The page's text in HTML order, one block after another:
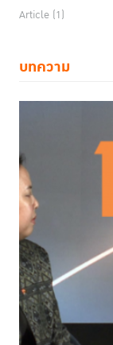
Article (1)
บทความ